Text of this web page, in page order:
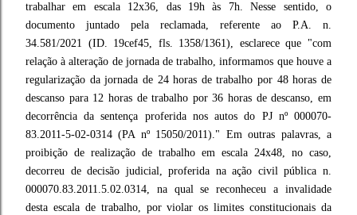
trabalhar em escala 12x36, das 19h às 7h. Nesse sentido, o
documento juntado pela reclamada, referente ao P.A. n.
34.581/2021 (ID. 19cef45, fls. 1358/1361), esclarece que "com
relação à alteração de jornada de trabalho, informamos que houve a
regularização da jornada de 24 horas de trabalho por 48 horas de
descanso para 12 horas de trabalho por 36 horas de descanso, em
decorrência da sentença proferida nos autos do PJ nº 000070-
83.2011-5-02-0314 (PA nº 15050/2011)." Em outras palavras, a
proibição de realização de trabalho em escala 24x48, no caso,
decorreu de decisão judicial, proferida na ação civil pública n.
000070.83.2011.5.02.0314, na qual se reconheceu a invalidade
desta escala de trabalho, por violar os limites constitucionais da